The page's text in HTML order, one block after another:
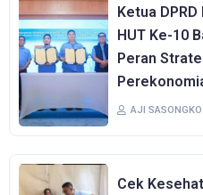
Ketua
HUT Ke-10
Peran
AJI SASONGKO
Cek